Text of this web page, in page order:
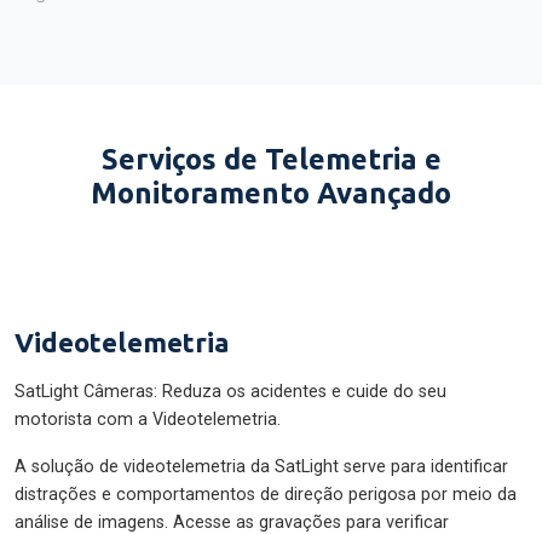
Serviços de Telemetria e
Monitoramento Avançado
Videotelemetria
SatLight Câmeras: Reduza os acidentes e cuide do seu
motorista com a Videotelemetria.
A solução de videotelemetria da SatLight serve para identificar
distrações e comportamentos de direção perigosa por meio da
análise de imagens. Acesse as gravações para verificar